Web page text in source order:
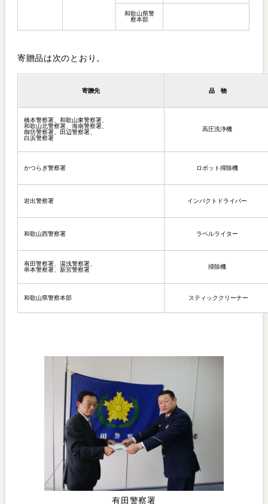
和歌山県警
察本部
寄贈品は次のとおり。
寄贈先 品 物
橋本警察署、和歌山東警察署、
和歌山北警察署、海南警察署、
御坊警察署、田辺警察署、
白浜警察署
高圧洗浄機
かつらぎ警察署 ロボット掃除機
岩出警察署 インパクトドライバー
和歌山西警察署 ラベルライター
有田警察署、湯浅警察署、
串本警察署、新宮警察署
掃除機
和歌山県警察本部 スティッククリーナー
有田警察署